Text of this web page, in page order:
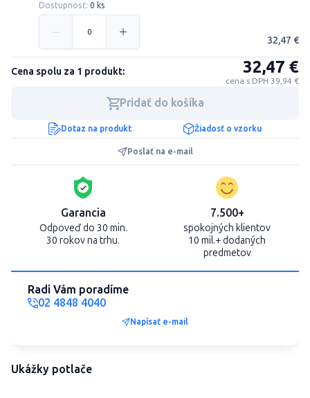
Dostupnosť: 0 ks
32,47 €
Cena spolu za 1 produkt: 32,47 €
cena s DPH 39,94 €
Pridať do košíka
Dotaz na produkt Žiadosť o vzorku
Poslať na e-mail
Garancia
Odpoveď do 30 min.
30 rokov na trhu.
7.500+
spokojných klientov
10 mil.+ dodaných
predmetov
Radi Vám poradíme
02 4848 4040
Napísať e-mail
Ukážky potlače